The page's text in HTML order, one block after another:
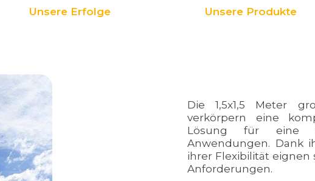
Unsere Erfolge Unsere Produkte
Die 1,5x1,5 Meter
verkörpern eine
Lösung für eine
Anwendungen. Dank
ihrer Flexibilität eignen
Anforderungen.